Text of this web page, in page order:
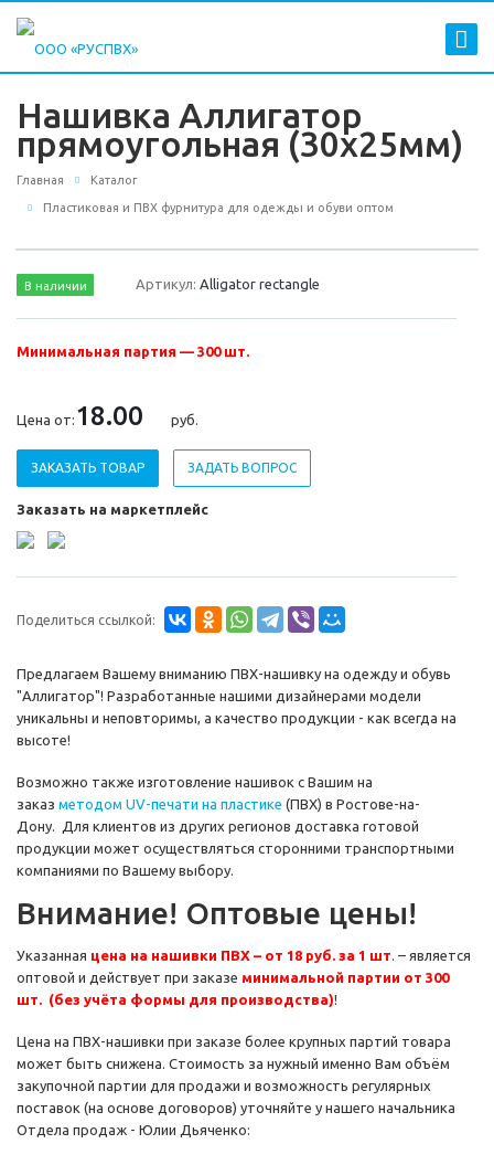
Нашивка Аллигатор
прямоугольная (30х25мм)
Главная Каталог
Пластиковая и ПВХ фурнитура для одежды и обуви оптом
В наличии Артикул:Alligator rectangle
Минимальная партия — 300 шт.
Цена от: 18.00 руб.
ЗАКАЗАТЬ ТОВАР ЗАДАТЬ ВОПРОС
Заказать на маркетплейс
Поделиться ссылкой:
Предлагаем Вашему вниманию ПВХ-нашивку на одежду и обувь
"Аллигатор"! Разработанные нашими дизайнерами модели
уникальны и неповторимы, а качество продукции - как всегда на
высоте!
Возможно также изготовление нашивок с Вашим на
заказ методом UV-печати на пластике (ПВХ) в Ростове-на-
Дону. Для клиентов из других регионов доставка готовой
продукции может осуществляться сторонними транспортными
компаниями по Вашему выбору.
Внимание! Оптовые цены!
Указанная цена на нашивки ПВХ – от 18 руб. за 1 шт. – является
оптовой и действует при заказе минимальной партии от 300
шт. (без учёта формы для производства)!
Цена на ПВХ-нашивки при заказе более крупных партий товара
может быть снижена. Стоимость за нужный именно Вам объём
закупочной партии для продажи и возможность регулярных
поставок (на основе договоров) уточняйте у нашего начальника
Отдела продаж - Юлии Дьяченко: